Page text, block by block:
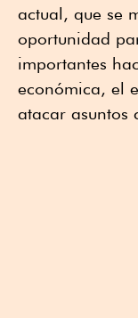
actual, que se
oportunidad
importantes
económica, el
atacar asuntos